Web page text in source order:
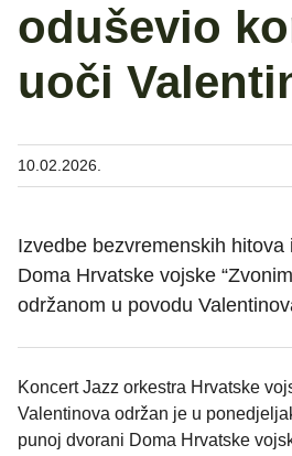
oduševio
uoči
10.02.2026.
Izvedbe bezvremenskih hitova
Doma Hrvatske vojske
održanom u povodu
Koncert Jazz orkestra Hrvatske
Valentinova održan je u
punoj dvorani Doma Hrvatske